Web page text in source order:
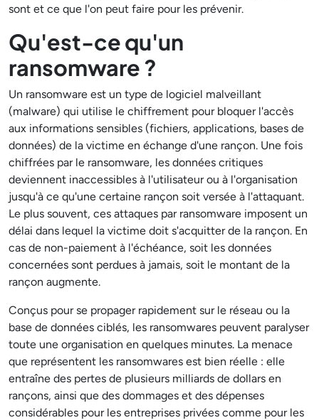
sont et ce que l'on peut faire pour les prévenir.
Qu'est-ce qu'un
ransomware ?
Un ransomware est un type de logiciel malveillant
(malware) qui utilise le chiffrement pour bloquer l'accès
aux informations sensibles (fichiers, applications, bases de
données) de la victime en échange d'une rançon. Une fois
chiffrées par le ransomware, les données critiques
deviennent inaccessibles à l'utilisateur ou à l'organisation
jusqu'à ce qu'une certaine rançon soit versée à l'attaquant.
Le plus souvent, ces attaques par ransomware imposent un
délai dans lequel la victime doit s'acquitter de la rançon. En
cas de non-paiement à l'échéance, soit les données
concernées sont perdues à jamais, soit le montant de la
rançon augmente.
Conçus pour se propager rapidement sur le réseau ou la
base de données ciblés, les ransomwares peuvent paralyser
toute une organisation en quelques minutes. La menace
que représentent les ransomwares est bien réelle : elle
entraîne des pertes de plusieurs milliards de dollars en
rançons, ainsi que des dommages et des dépenses
considérables pour les entreprises privées comme pour les